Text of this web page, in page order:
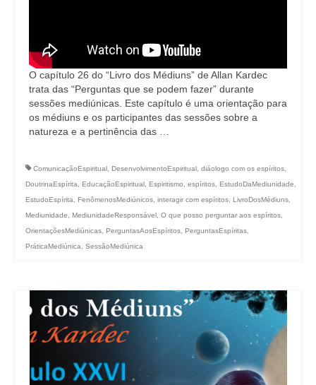
O capítulo 26 do “Livro dos Médiuns” de Allan Kardec
trata das “Perguntas que se podem fazer” durante
sessões mediúnicas. Este capítulo é uma orientação para
os médiuns e os participantes das sessões sobre a
natureza e a pertinência das …
ComunicaçãoEspiritual , DesenvolvimentoEspiritual , diáologo com os espíritos,
DoutrinaEspírita, EducaçãoEspiritual , Espiritismo, espíritos, EstudoDaMediunidade,
EstudoEspírita, FenômenosMediúnicos, interagir com espíritos, LivroDosMédiuns,
Mediunidade, MediunidadeResponsável , O que posso perguntar aos espíritos,
OrientaçõesMediúnicas, PerguntasAosEspíritos, PerguntasEspíritas,
PráticaMediúnica, SessãoMediúnica